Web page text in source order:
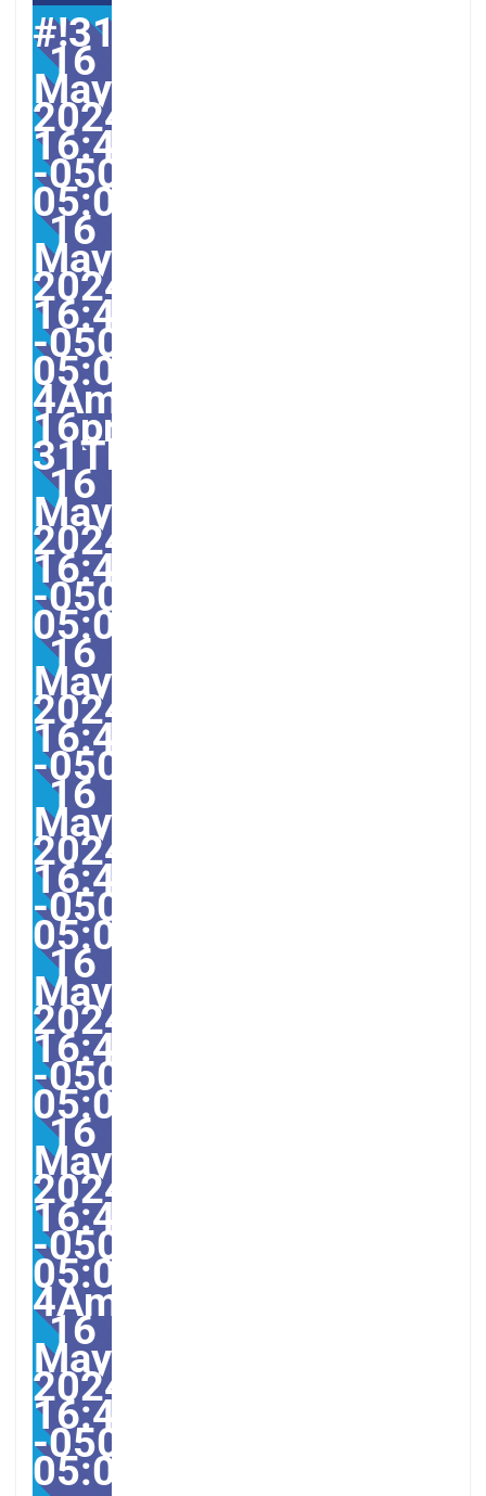
#!31Thu,
16
May
2024
16:49:00
-0500-
05:000031#31Thu,
16
May
2024
16:49:00
-0500-
05:00-
4America/
16pm31pm-
31Thu,
16
May
2024
16:49:00
-0500-
05:004America/
16
May
2024
16:49:00
-
16
May
2024
16:49:00
-0500-
05:00America/
16
May
2024
16:49:00
-0500-
05:000031#/31Thu,
16
May
2024
16:49:00
-0500-
05:00-
4America/
16
May
2024
16:49:00
-0500-
05:00America/